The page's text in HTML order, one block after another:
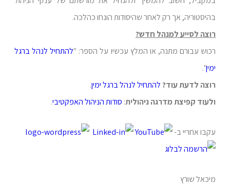
בהיסטוריה, אך רק לאחר שהיסודות הונחו כהלכה.
רוצה לסייע למנהל חדש?
רכוש עבורם מתנה, או המלץ עכשיו על הספר: "להתחיל לנהל ברגל
ימין".
רוצה לדעת עוד? להתחיל לנהל ברגל ימין.
ולעוד קפיצת מדרגה ניהולית: סודות הניהול האפקטיבי.
עקבו אחריי ב-
מיכאל שורץ